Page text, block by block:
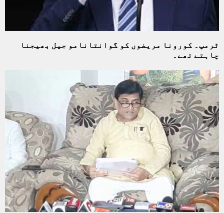
ٹرمپ۔ کورونا مریضوں کو گوانتانامو جیل بھیجنا
چاہتے تھے۔